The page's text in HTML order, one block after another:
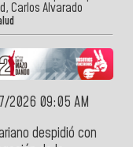
Carlos Alvarado
2026 09:05 AM
despidió con